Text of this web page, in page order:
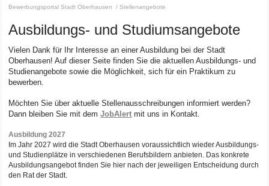
Bewerbungsportal Stadt Oberhausen / Stellenangebote
Ausbildungs- und Studiumsangebote
Vielen Dank für Ihr Interesse an einer Ausbildung bei der Stadt
Oberhausen! Auf dieser Seite finden Sie die aktuellen Ausbildungs- und
Studienangebote sowie die Möglichkeit, sich für ein Praktikum zu
bewerben.
Möchten Sie über aktuelle Stellenausschreibungen informiert werden?
Dann bleiben Sie mit demJobAlert mit uns in Kontakt.
Ausbildung 2027
Im Jahr 2027 wird die Stadt Oberhausen voraussichtlich wieder Ausbildungs-
und Studienplätze in verschiedenen Berufsbildern anbieten. Das konkrete
Ausbildungsangebot finden Sie hier nach der jeweiligen Entscheidung durch
den Rat der Stadt.